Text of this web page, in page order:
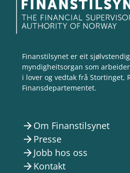
Finanstilsynet er eit sjølvstendig
myndigheitsorgan som
i lover og vedtak frå Stortinget,
Finansdepartementet.
arrow_forward Om Finanstilsynet
arrow_forward Presse
arrow_forward Jobb hos oss
arrow_forward Kontakt